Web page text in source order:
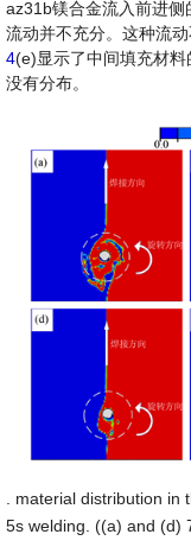
az31b镁合金流入前进
流动并不充分。这种流
4(e)显示了中间填充材
没有分布。
. material distribution
5s welding. ((a) and (d)